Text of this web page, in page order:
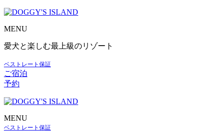
MENU
愛犬と楽しむ最上級のリゾート
ベストレート保証
ご宿泊
予約
MENU
ベストレート保証